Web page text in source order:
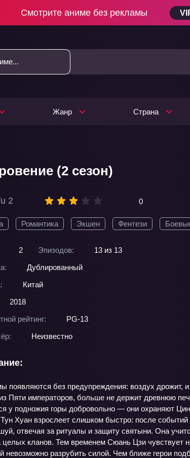
Смотрите аниме без рекламы
Жанр Страна
(2 сезон)
2 0
Романтика Экшен Фентези
2 Эпизодов:
13 из 13
Дублированный
Китай
2018
рейтинг:
PG-13
Неизвестно
появляются без предупреждения: воздух дрожит,
Пяти императоров, больше не держит древнюю
у подножия горы добровольно — они охраняют
Хуан взрослеет слишком быстро: после
отвечая за ритуалы и защиту святыни. Она
целых кланов. Тем временем Сюань Цзи чувствует
невозможно разрубить силой. Чем ближе герои